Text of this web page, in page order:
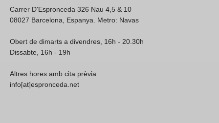
Carrer D'Espronceda 326 Nau 4,5 & 10
08027 Barcelona, Espanya. Metro: Navas
Obert de dimarts a divendres, 16h - 20.30h
Dissabte, 16h - 19h
Altres hores amb cita prèvia
info[at]espronceda.net